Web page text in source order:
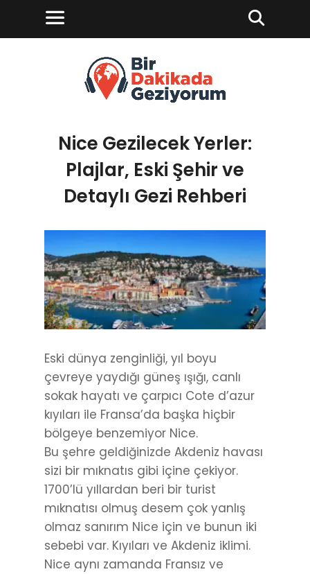
Nice Gezilecek Yerler:
Plajlar, Eski Şehir ve
Detaylı Gezi Rehberi
Eski dünya zenginliği, yıl boyu
çevreye yaydığı güneş ışığı, canlı
sokak hayatı ve çarpıcı Cote d’azur
kıyıları ile Fransa’da başka hiçbir
bölgeye benzemiyor Nice.
Bu şehre geldiğinizde Akdeniz havası
sizi bir mıknatıs gibi içine çekiyor.
1700’lü yıllardan beri bir turist
mıknatısı olmuş desem çok yanlış
olmaz sanırım Nice için ve bunun iki
sebebi var. Kıyıları ve Akdeniz iklimi.
Nice aynı zamanda Fransız ve